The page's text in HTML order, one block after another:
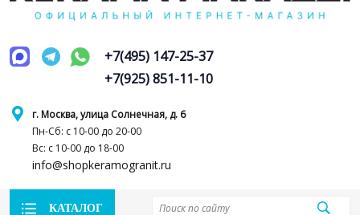
г. Москва, улица Солнечная, д. 6
Пн-Сб: с 10-00 до 20-00
Вс: с 10-00 до 18-00
info@shopkeramogranit.ru
+7(495) 147-25-37
+7(925) 851-11-10
КАТАЛОГ